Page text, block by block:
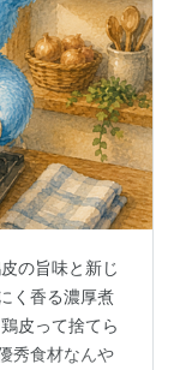
の旨味と新じ
く香る濃厚煮
皮って捨てら
秀食材なんや